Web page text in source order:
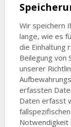
Wir speichern
lange, wie es
die Einhaltung
Beilegung von
unserer
erfassten
Daten erfasst